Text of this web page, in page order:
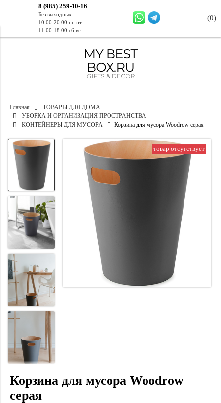
8 (985) 259-10-16
Без выходных:
10:00-20:00 пн-пт
11:00-18:00 сб-вс
(0)
Главная
ТОВАРЫ ДЛЯ ДОМА
УБОРКА И ОРГАНИЗАЦИЯ ПРОСТРАНСТВА
КОНТЕЙНЕРЫ ДЛЯ МУСОРА
Корзина для мусора Woodrow серая
товар отсутствует
Корзина для мусора Woodrow
серая